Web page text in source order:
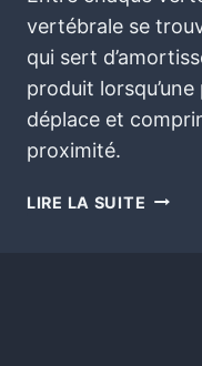
vertébrale se
qui sert
produit
déplace et
proximité.
LIRE LA SUITE